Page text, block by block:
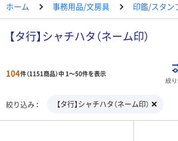
ホーム 事務用品/文房具 印鑑/スタン
【タ行】シャチハタ（ネーム印）
104件（1151商品）中 1～50件を表示
絞
絞り込み 【タ行】シャチハタ（ネーム印）